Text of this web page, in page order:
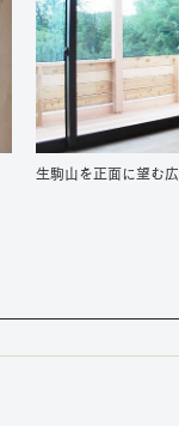
生駒山を正面に望む